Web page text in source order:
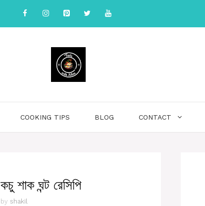
COOKING TIPS BLOG CONTACT
কচু শাক ঘন্ট রেসিপি
by shakil